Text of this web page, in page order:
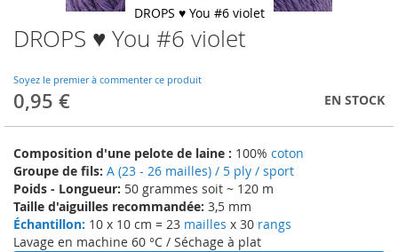
DROPS ♥ You #6 violet
Soyez le premier à commenter ce produit
0,95 € EN STOCK
Composition d'une pelote de laine : 100% coton
Groupe de fils: A (23 - 26 mailles) / 5 ply / sport
Poids - Longueur: 50 grammes soit ~ 120 m
Taille d'aiguilles recommandée: 3,5 mm
Échantillon: 10 x 10 cm = 23 mailles x 30 rangs
Lavage en machine 60 °C / Séchage à plat
DROPS ♥ You #6 violet
Skip
to
beginning
of
the
gallery